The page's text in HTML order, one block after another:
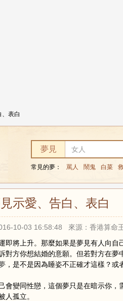
、表白
夢見
常見的夢： 罵人 鬧鬼 白菜
示愛、告白、表白
10-03 16:58:48 來源：香港算命
即將上升。那麼如果是夢見有人向自
對方你想結婚的意願。但若對方在夢
，是不是因為睡姿不正確才這樣？或
會變同性戀，這個夢只是在暗示你，
人孤立。